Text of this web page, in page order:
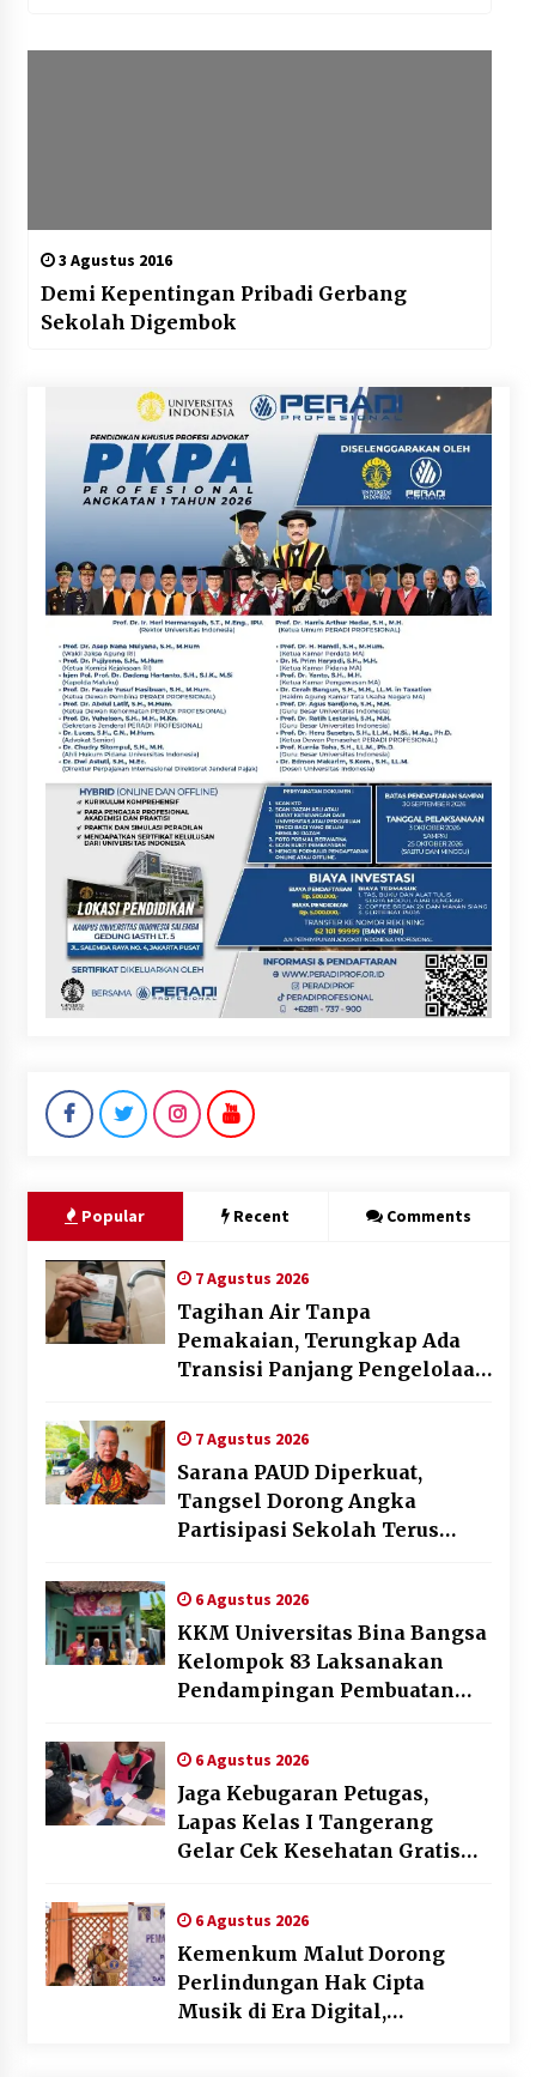
3 Agustus 2016
Demi Kepentingan Pribadi Gerbang
Sekolah Digembok
Popular Recent Comments
7 Agustus 2026
Tagihan Air Tanpa
Pemakaian, Terungkap Ada
Transisi Panjang Pengelolaan
Transparan
7 Agustus 2026
Sarana PAUD Diperkuat,
Tangsel Dorong Angka
Partisipasi Sekolah Terus
6 Agustus 2026
KKM Universitas Bina Bangsa
Kelompok 83 Laksanakan
Pendampingan Pembuatan
Memperkuat Pemasaran
UMKM di Desa Cempaka
6 Agustus 2026
Jaga Kebugaran Petugas,
Lapas Kelas I Tangerang
Gelar Cek Kesehatan Gratis
6 Agustus 2026
Kemenkum Malut Dorong
Perlindungan Hak Cipta
Musik di Era Digital,